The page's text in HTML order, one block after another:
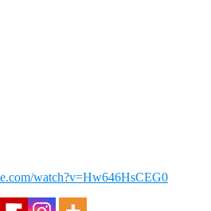
watch?v=Hw646HsCEG0